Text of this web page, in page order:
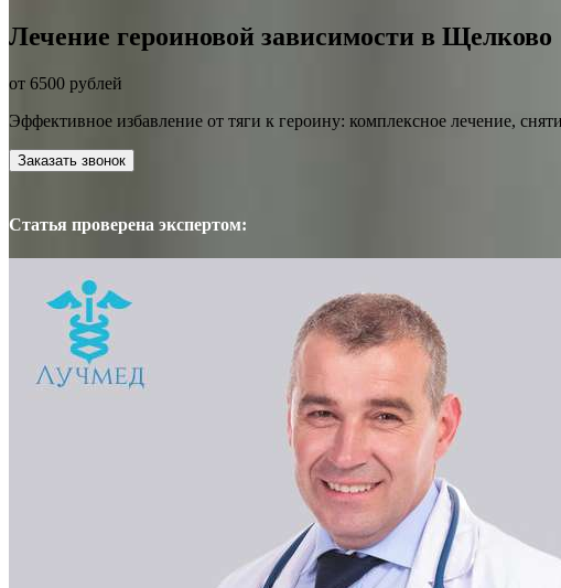
Лечение героиновой зависимости в Щелково
от 6500 рублей
Эффективное избавление от тяги к героину: комплексное лечение,
Заказать звонок
Статья проверена экспертом: